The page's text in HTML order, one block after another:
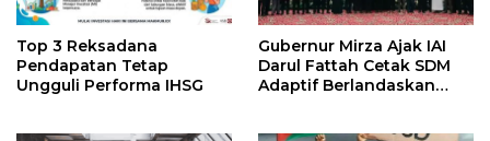
Top 3 Reksadana
Pendapatan Tetap
Ungguli Performa IHSG
Gubernur Mirza Ajak IAI
Darul Fattah Cetak SDM
Adaptif Berlandaskan